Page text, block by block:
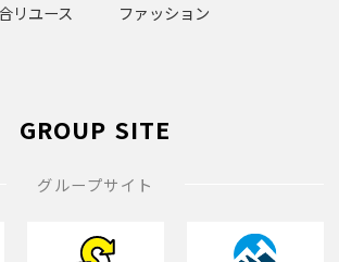
リユース ファッション
GROUP SITE
グループサイト